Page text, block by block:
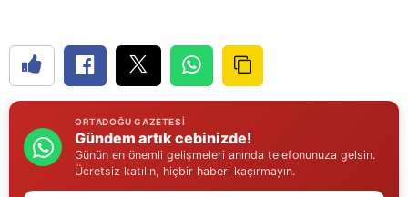
Erzincan
Eskişehir
Gaziantep
ORTADOĞU GAZETESI
Gündem artık cebinizde!
Günün en önemli gelişmeleri anında telefonunuza gelsin.
Ücretsiz katılın, hiçbir haberi kaçırmayın.